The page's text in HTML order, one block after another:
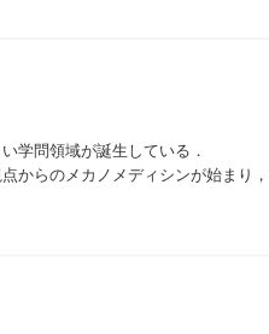
学問領域が誕生している．
からのメカノメディシンが始まり